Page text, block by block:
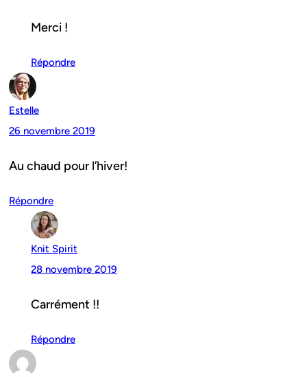
Merci !
Répondre
Estelle
26 novembre 2019
Au chaud pour l’hiver!
Répondre
Knit Spirit
28 novembre 2019
Carrément !!
Répondre